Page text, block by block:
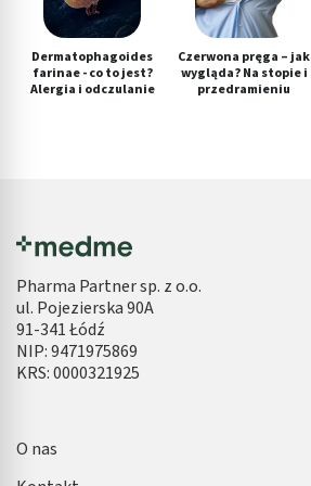
Dermatophagoides
farinae - co to jest?
Alergia i odczulanie
Czerwona pręga – jak
wygląda? Na stopie i
przedramieniu
Pharma Partner sp. z o.o.
ul. Pojezierska 90A
91-341 Łódź
NIP: 9471975869
KRS: 0000321925
O nas